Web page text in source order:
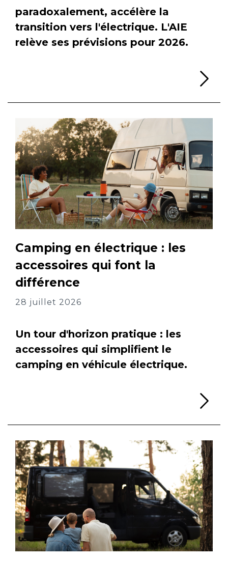
paradoxalement, accélère la
transition vers l'électrique. L'AIE
relève ses prévisions pour 2026.
Camping en électrique : les
accessoires qui font la
différence
28 juillet 2026
Un tour d'horizon pratique : les
accessoires qui simplifient le
camping en véhicule électrique.